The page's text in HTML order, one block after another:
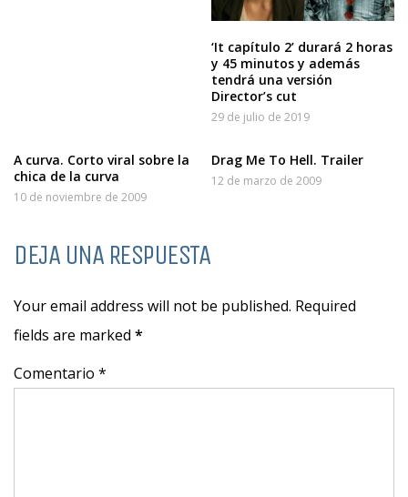
‘It capítulo 2’ durará 2 horas
y 45 minutos y además
tendrá una versión
Director’s cut
29 de julio de 2019
A curva. Corto viral sobre la
chica de la curva
10 de noviembre de 2009
Drag Me To Hell. Trailer
12 de marzo de 2009
DEJA UNA RESPUESTA
Your email address will not be published. Required
fields are marked *
Comentario *